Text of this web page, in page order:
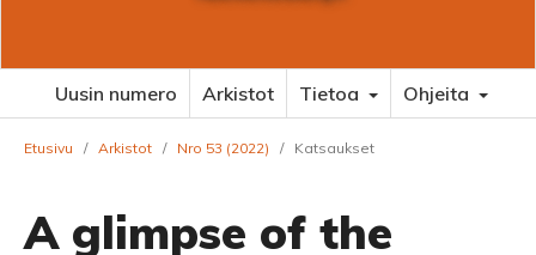
Uusin numero Arkistot Tietoa Ohjeita
Etusivu / Arkistot / Nro 53 (2022) / Katsaukset
A glimpse of the